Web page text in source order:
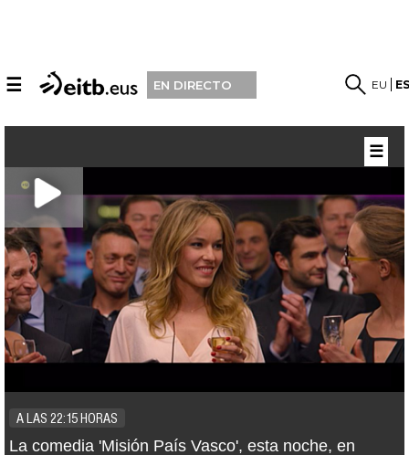
☰ EN DIRECTO EU
A LAS 22:15 HORAS
La comedia 'Misión País Vasco', esta noche, en
☰